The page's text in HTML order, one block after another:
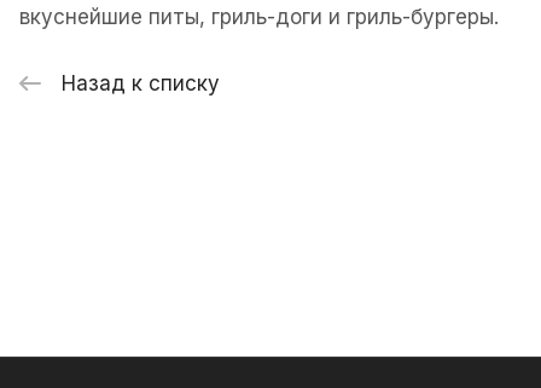
вкуснейшие питы, гриль-доги и гриль-бургеры.
Назад к списку